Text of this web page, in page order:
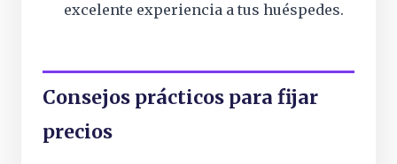
excelente experiencia a tus huéspedes.
Consejos prácticos para fijar
precios